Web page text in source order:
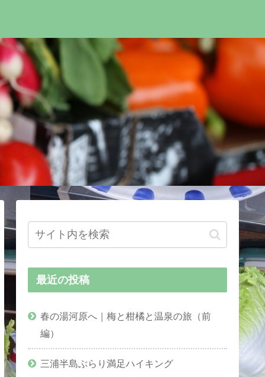
最近の投稿
春の湯河原へ｜梅と柑橘と温泉の旅（前
編）
三浦半島ぶらり満足ハイキング